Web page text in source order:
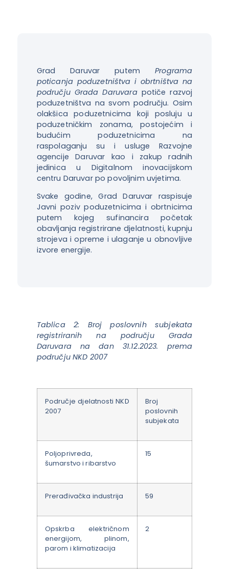
Grad Daruvar putemPrograma
poticanja poduzetništva i obrtništva na
području Grada Daruvarapotiče razvoj
poduzetništva na svom području. Osim
olakšica poduzetnicima koji posluju u
poduzetničkim zonama, postojećim i
budućim poduzetnicima na
raspolaganju su i usluge Razvojne
agencije Daruvar kao i zakup radnih
jedinica u Digitalnom inovacijskom
centru Daruvar po povoljnim uvjetima.
Svake godine, Grad Daruvar raspisuje
Javni poziv poduzetnicima i obrtnicima
putem kojeg sufinancira početak
obavljanja registrirane djelatnosti, kupnju
strojeva i opreme i ulaganje u obnovljive
izvore energije.
Tablica 2: Broj poslovnih subjekata
registriranih na području Grada
Daruvara na dan 31.12.2023. prema
području NKD 2007
Područje djelatnosti NKD
2007
Broj
poslovnih
subjekata
Poljoprivreda,
šumarstvo i ribarstvo
15
Prerađivačka industrija 59
Opskrba električnom
energijom, plinom,
parom i klimatizacija
2